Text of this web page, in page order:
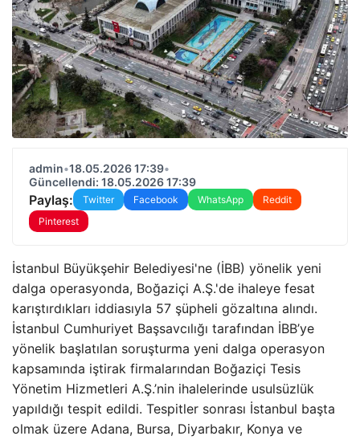
admin•18.05.2026 17:39•
Güncellendi: 18.05.2026 17:39
Paylaş: Twitter Facebook WhatsApp
Reddit
Pinterest
İstanbul Büyükşehir Belediyesi'ne (İBB) yönelik yeni
dalga operasyonda, Boğaziçi A.Ş.'de ihaleye fesat
karıştırdıkları iddiasıyla 57 şüpheli gözaltına alındı.
İstanbul Cumhuriyet Başsavcılığı tarafından İBB’ye
yönelik başlatılan soruşturma yeni dalga operasyon
kapsamında iştirak firmalarından Boğaziçi Tesis
Yönetim Hizmetleri A.Ş.’nin ihalelerinde usulsüzlük
yapıldığı tespit edildi. Tespitler sonrası İstanbul başta
olmak üzere Adana, Bursa, Diyarbakır, Konya ve